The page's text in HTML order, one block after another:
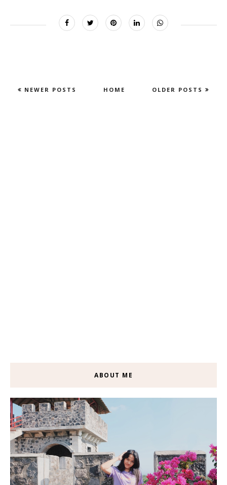
NEWER POSTS OLDER POSTS
HOME
ABOUT ME